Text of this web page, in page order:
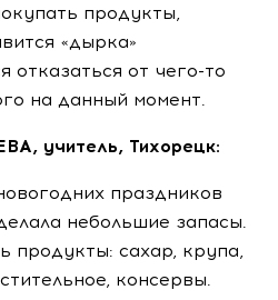
продукты,
«дырка»
от чего-то
на данный момент.
учитель, Тихорецк:
праздников
небольшие запасы.
продукты: сахар, крупа,
консервы.